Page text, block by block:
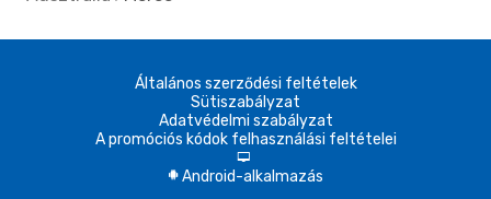
Általános szerződési feltételek
Sütiszabályzat
Adatvédelmi szabályzat
A promóciós kódok felhasználási feltételei
d
A Android-alkalmazás